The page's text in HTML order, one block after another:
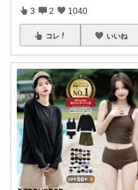
3 2 1040
コレ いいね